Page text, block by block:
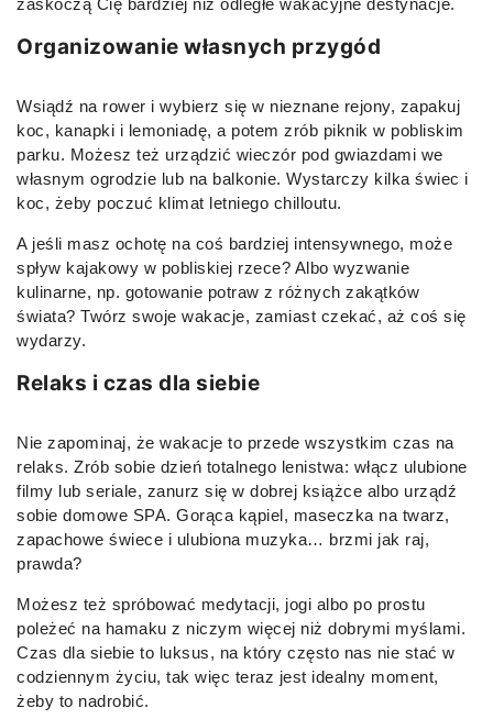
zaskoczą Cię bardziej niż odległe wakacyjne destynacje.
Organizowanie własnych przygód
Wsiądź na rower i wybierz się w nieznane rejony, zapakuj
koc, kanapki i lemoniadę, a potem zrób piknik w pobliskim
parku. Możesz też urządzić wieczór pod gwiazdami we
własnym ogrodzie lub na balkonie. Wystarczy kilka świec i
koc, żeby poczuć klimat letniego chilloutu.
A jeśli masz ochotę na coś bardziej intensywnego, może
spływ kajakowy w pobliskiej rzece? Albo wyzwanie
kulinarne, np. gotowanie potraw z różnych zakątków
świata? Twórz swoje wakacje, zamiast czekać, aż coś się
wydarzy.
Relaks i czas dla siebie
Nie zapominaj, że wakacje to przede wszystkim czas na
relaks. Zrób sobie dzień totalnego lenistwa: włącz ulubione
filmy lub seriale, zanurz się w dobrej książce albo urządź
sobie domowe SPA. Gorąca kąpiel, maseczka na twarz,
zapachowe świece i ulubiona muzyka… brzmi jak raj,
prawda?
Możesz też spróbować medytacji, jogi albo po prostu
poleżeć na hamaku z niczym więcej niż dobrymi myślami.
Czas dla siebie to luksus, na który często nas nie stać w
codziennym życiu, tak więc teraz jest idealny moment,
żeby to nadrobić.